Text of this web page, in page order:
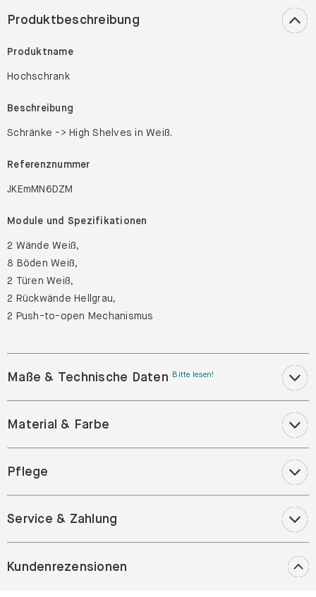
Produktbeschreibung
Produktname
Hochschrank
Beschreibung
Schränke -> High Shelves in Weiß.
Referenznummer
JKEmMN6DZM
Module und Spezifikationen
2 Wände Weiß,
8 Böden Weiß,
2 Türen Weiß,